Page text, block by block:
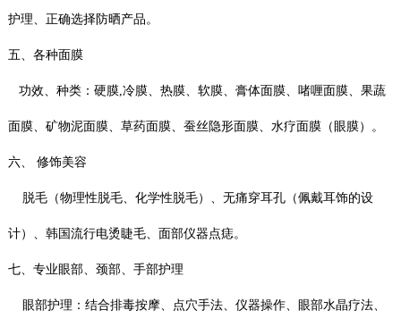
护理、正确选择防晒产品。
五、各种面膜
功效、种类：硬膜,冷膜、热膜、软膜、膏体面膜、啫喱面膜、果蔬
面膜、矿物泥面膜、草药面膜、蚕丝隐形面膜、水疗面膜（眼膜）。
六、 修饰美容
脱毛（物理性脱毛、化学性脱毛）、无痛穿耳孔（佩戴耳饰的设
计）、韩国流行电烫睫毛、面部仪器点痣。
七、专业眼部、颈部、手部护理
眼部护理：结合排毒按摩、点穴手法、仪器操作、眼部水晶疗法、